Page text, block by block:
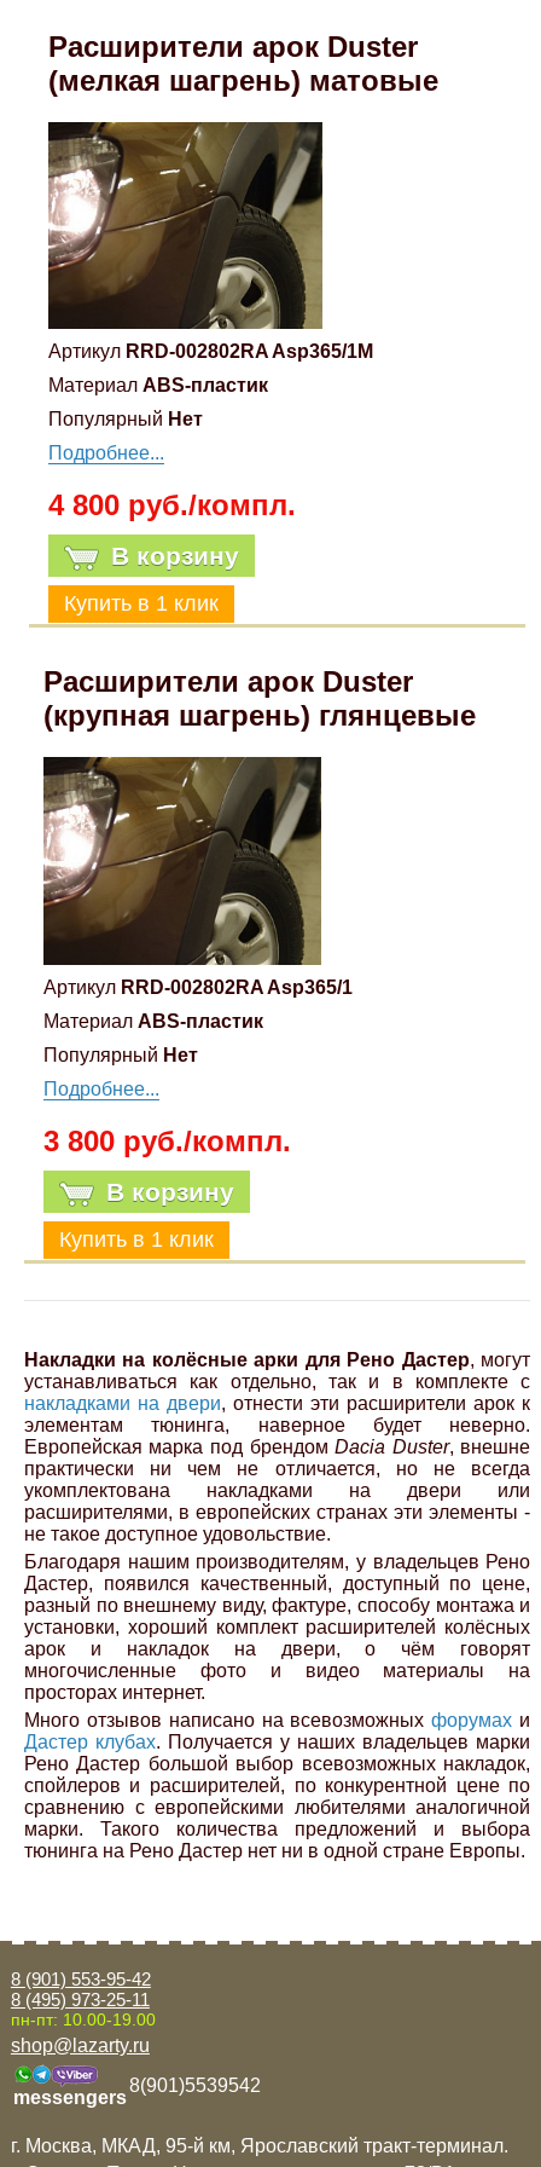
Расширители арок Duster
(мелкая шагрень) матовые
Артикул RRD-002802RA Asp365/1М
Материал ABS-пластик
Популярный Нет
Подробнее...
4 800 руб./компл.
В корзину
Расширители арок Duster
(крупная шагрень) глянцевые
Артикул RRD-002802RA Asp365/1
Материал ABS-пластик
Популярный Нет
Подробнее...
3 800 руб./компл.
В корзину
Накладки на колёсные арки для Рено Дастер, могут
устанавливаться как отдельно, так и в комплекте с
накладками на двери, отнести эти расширители арок к
элементам тюнинга, наверное будет неверно.
Европейская марка под брендом Dacia Duster, внешне
практически ни чем не отличается, но не всегда
укомплектована накладками на двери или
расширителями, в европейских странах эти элементы -
не такое доступное удовольствие.
Благодаря нашим производителям, у владельцев Рено
Дастер, появился качественный, доступный по цене,
разный по внешнему виду, фактуре, способу монтажа и
установки, хороший комплект расширителей колёсных
арок и накладок на двери, о чём говорят
многочисленные фото и видео материалы на
просторах интернет.
Много отзывов написано на всевозможныхфорумах и
Дастер клубах. Получается у наших владельцев марки
Рено Дастер большой выбор всевозможных накладок,
спойлеров и расширителей, по конкурентной цене по
сравнению с европейскими любителями аналогичной
марки. Такого количества предложений и выбора
тюнинга на Рено Дастер нет ни в одной стране Европы.
8 (901) 553-95-42
8 (495) 973-25-11
пн-пт: 10.00-19.00
shop@lazarty.ru
messengers
8(901)5539542
г. Москва, МКАД, 95-й км, Ярославский тракт-терминал.
Mitsubishi
Opel
Renault
Suzuki
Toyota
Volkswagen
УАЗ
Дополнительные товары